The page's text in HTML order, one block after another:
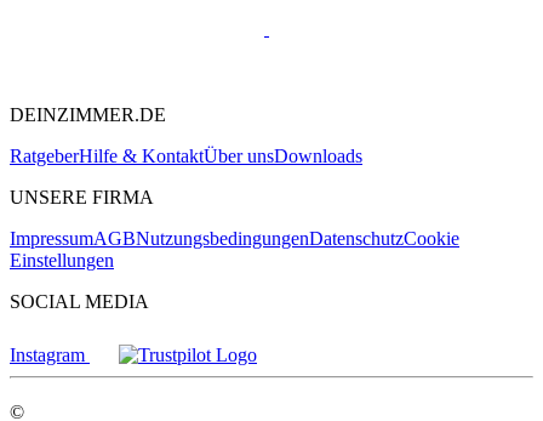
DEINZIMMER.DE
RatgeberHilfe & KontaktÜber unsDownloads
UNSERE FIRMA
ImpressumAGBNutzungsbedingungenDatenschutzCookie
Einstellungen
SOCIAL MEDIA
Instagram
©